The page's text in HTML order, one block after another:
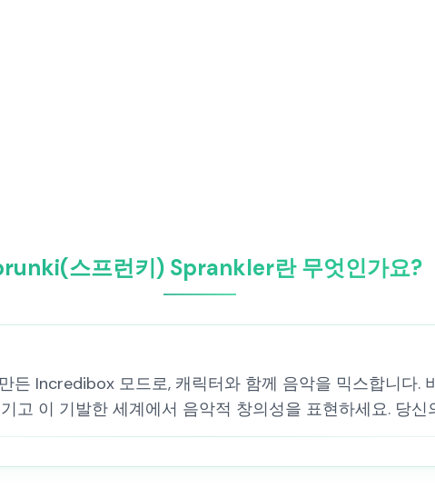
스프런키) Sprankler란 무엇인가요?
든 Incredibox 모드로, 캐릭터와 함께 음악을 믹스합니다.
고 이 기발한 세계에서 음악적 창의성을 표현하세요. 당